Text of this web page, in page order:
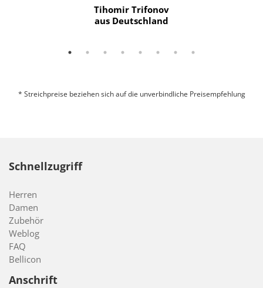
Tihomir Trifonov
aus Deutschland
* Streichpreise beziehen sich auf die unverbindliche Preisempfehlung
Schnellzugriff
Herren
Damen
Zubehör
Weblog
FAQ
Bellicon
Anschrift